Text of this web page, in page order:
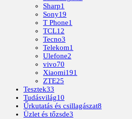
Sharp1
Sony19
T Phone1
TCL12
Tecno3
Telekom1
Ulefone2
vivo70
Xiaomi191
ZTE25
Tesztek33
Tudásvilág10
Űrkutatás és csillagászat8
Üzlet és tőzsde3